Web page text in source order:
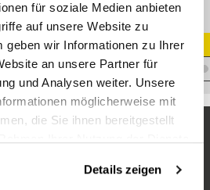
für soziale Medien anbieten
auf unsere Website zu
geben wir Informationen zu Ihrer
an unsere Partner für
und Analysen weiter. Unsere
möglicherweise mit
die Sie ihnen bereitgestellt
Details zeigen